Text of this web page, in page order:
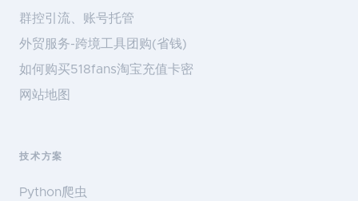
群控引流、账号托管
外贸服务-跨境工具团购(省钱)
如何购买518fans淘宝充值卡密
网站地图
技术方案
Python爬虫